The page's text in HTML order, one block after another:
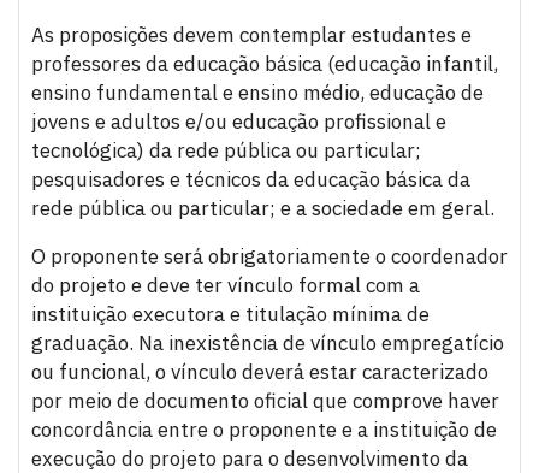
As proposições devem contemplar estudantes e
professores da educação básica (educação infantil,
ensino fundamental e ensino médio, educação de
jovens e adultos e/ou educação profissional e
tecnológica) da rede pública ou particular;
pesquisadores e técnicos da educação básica da
rede pública ou particular; e a sociedade em geral.
O proponente será obrigatoriamente o coordenador
do projeto e deve ter vínculo formal com a
instituição executora e titulação mínima de
graduação. Na inexistência de vínculo empregatício
ou funcional, o vínculo deverá estar caracterizado
por meio de documento oficial que comprove haver
concordância entre o proponente e a instituição de
execução do projeto para o desenvolvimento da